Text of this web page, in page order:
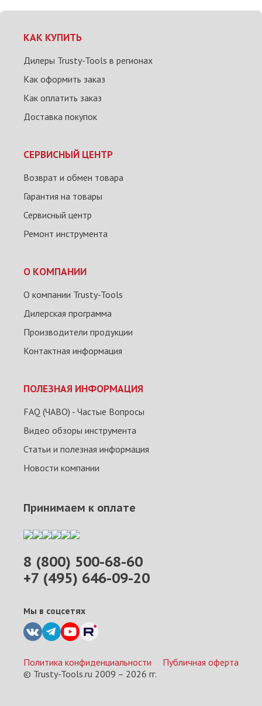
КАК КУПИТЬ
Дилеры Trusty-Tools в регионах
Как оформить заказ
Как оплатить заказ
Доставка покупок
СЕРВИСНЫЙ ЦЕНТР
Возврат и обмен товара
Гарантия на товары
Сервисный центр
Ремонт инструмента
О КОМПАНИИ
О компании Trusty-Tools
Дилерская программа
Производители продукции
Контактная информация
ПОЛЕЗНАЯ ИНФОРМАЦИЯ
FAQ (ЧАВО) - Частые Вопросы
Видео обзоры инструмента
Статьи и полезная информация
Новости компании
8 (800) 500-68-60
+7 (495) 646-09-20
Мы в соцсетях
Принимаем к оплате
Политика конфиденциальности
Публичная оферта
© Trusty-Tools.ru 2009 – 2026 гг.